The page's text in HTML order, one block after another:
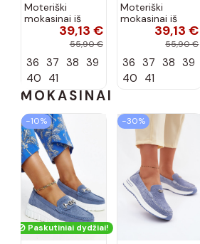
Moteriški
mokasinai iš
dirbtinės
zomšos, rudos
39,13 €
55,90 €
36 37 38 39
40 41
Moteriški
mokasinai iš
dirbtinės
zomšos, molio
39,13 €
55,90 €
36 37 38 39
40 41
MOKASINAI
−10%
Paskutiniai dydžiai!
−30%